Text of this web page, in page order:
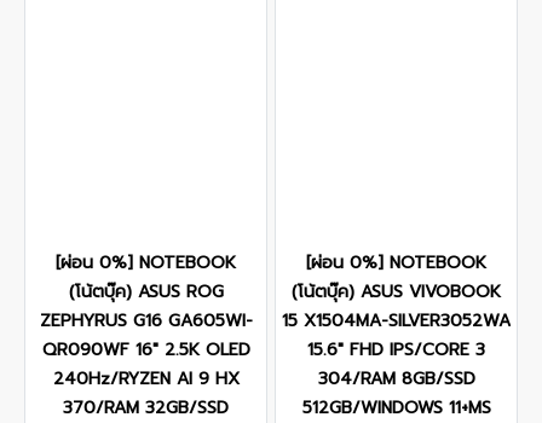
[ผ่อน 0%] NOTEBOOK
(โน้ตบุ๊ค) ASUS ROG
ZEPHYRUS G16 GA605WI-
QR090WF 16" 2.5K OLED
240Hz/RYZEN AI 9 HX
370/RAM 32GB/SSD
[ผ่อน 0%] NOTEBOOK
(โน้ตบุ๊ค) ASUS VIVOBOOK
15 X1504MA-SILVER3052WA
15.6" FHD IPS/CORE 3
304/RAM 8GB/SSD
512GB/WINDOWS 11+MS